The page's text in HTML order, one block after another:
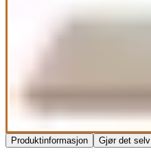
Produktinformasjon Gjør det selv